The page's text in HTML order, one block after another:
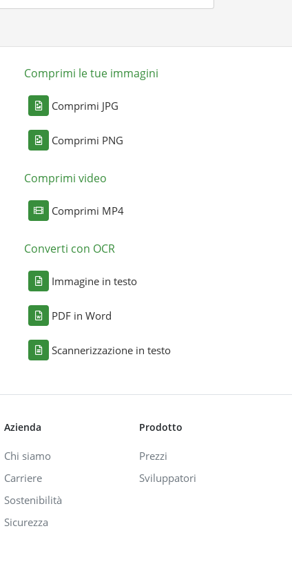
Comprimi le tue immagini
Comprimi JPG
Comprimi PNG
Comprimi video
Comprimi MP4
Converti con OCR
Immagine in testo
PDF in Word
Scannerizzazione in testo
Azienda
Chi siamo
Carriere
Sostenibilità
Sicurezza
Prodotto
Prezzi
Sviluppatori